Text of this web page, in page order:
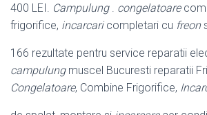
400 LEI. Campulung. congelatoare
frigorifice, incarcaricompletari cu freon
166 rezultate pentru service reparatii
campulungmuscel Bucuresti reparatii
Congelatoare, Combine Frigorifice,